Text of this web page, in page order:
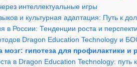
интеллектуальные игры
и культурная адаптация: Путь к
в России: Тенденции роста и
Dragon Education Technology и
мозг: гипотеза для профилактики и
в Dragon Education Technology: путь